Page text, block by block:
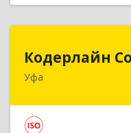
Кодерлайн
Уфа
450006,